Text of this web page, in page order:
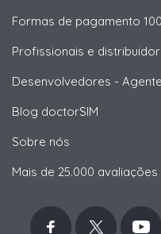
Formas de pagamento
Profissionais e
Desenvolvedores -
Blog doctorSIM
Sobre nós
Mais de 25.000 avaliações